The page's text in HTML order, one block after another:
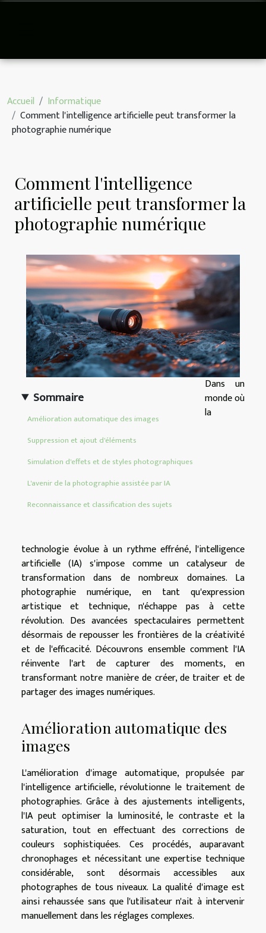
Accueil
Informatique
Comment l'intelligence artificielle peut transformer la
photographie numérique
Comment l'intelligence
artificielle peut transformer la
photographie numérique
Sommaire
Amélioration automatique des images
Suppression et ajout d'éléments
Simulation d'effets et de styles photographiques
L'avenir de la photographie assistée par IA
Reconnaissance et classification des sujets
Dans un
monde où
la
technologie évolue à un rythme effréné, l'intelligence
artificielle (IA) s'impose comme un catalyseur de
transformation dans de nombreux domaines. La
photographie numérique, en tant qu'expression
artistique et technique, n'échappe pas à cette
révolution. Des avancées spectaculaires permettent
désormais de repousser les frontières de la créativité
et de l'efficacité. Découvrons ensemble comment l'IA
réinvente l'art de capturer des moments, en
transformant notre manière de créer, de traiter et de
partager des images numériques.
Amélioration automatique des
images
L'amélioration d'image automatique, propulsée par
l'intelligence artificielle, révolutionne le traitement de
photographies. Grâce à des ajustements intelligents,
l'IA peut optimiser la luminosité, le contraste et la
saturation, tout en effectuant des corrections de
couleurs sophistiquées. Ces procédés, auparavant
chronophages et nécessitant une expertise technique
considérable, sont désormais accessibles aux
photographes de tous niveaux. La qualité d'image est
ainsi rehaussée sans que l'utilisateur n'ait à intervenir
manuellement dans les réglages complexes.